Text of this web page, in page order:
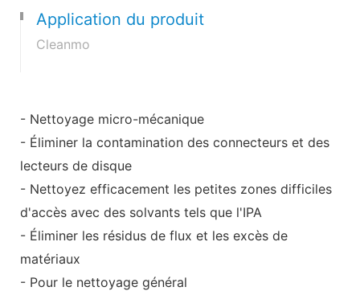
Application du produit
Cleanmo
- Nettoyage micro-mécanique
- Éliminer la contamination des connecteurs et des
lecteurs de disque
- Nettoyez efficacement les petites zones difficiles
d'accès avec des solvants tels que l'IPA
- Éliminer les résidus de flux et les excès de
matériaux
- Pour le nettoyage général